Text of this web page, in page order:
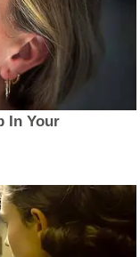
In Your